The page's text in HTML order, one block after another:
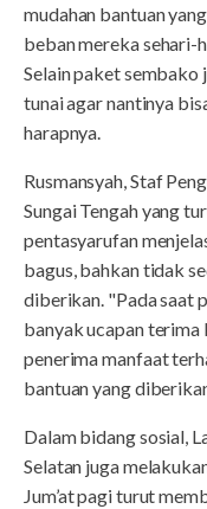
mudahan bantuan
beban mereka sehari-
Selain paket sembako
tunai agar nantinya
harapnya.
Rusmansyah, Staf
Sungai Tengah yang
pentasyarufan
bagus, bahkan tidak
diberikan. "Pada saat
banyak ucapan
penerima manfaat
bantuan yang
Dalam bidang sosial,
Selatan juga
Jum’at pagi turut